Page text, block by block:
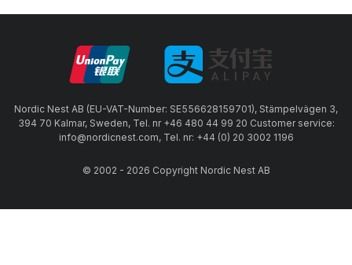
Nordic Nest AB (EU-VAT-Number: SE556628159701), Stämpelvägen 3,
394 70 Kalmar, Sweden, Tel. nr +46 480 44 99 20 Customer service:
info@nordicnest.com, Tel. nr: +44 (0) 20 3002 1196
© 2002 - 2026 Copyright Nordic Nest AB